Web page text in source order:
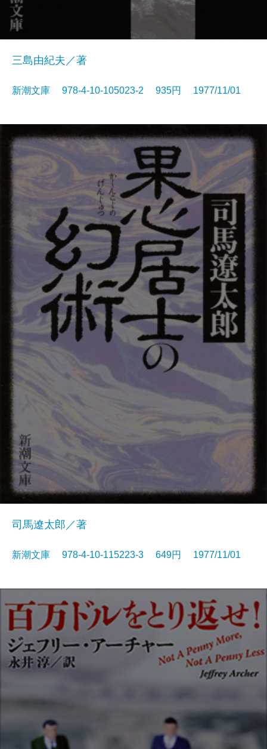
三島由紀夫／著
新潮文庫 978-4-10-105023-2 935円 1977/11/01
司馬遼太郎／著
新潮文庫 978-4-10-115223-3 649円 1977/11/01